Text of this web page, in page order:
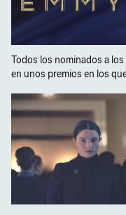
Todos los nominados a
en unos premios en los